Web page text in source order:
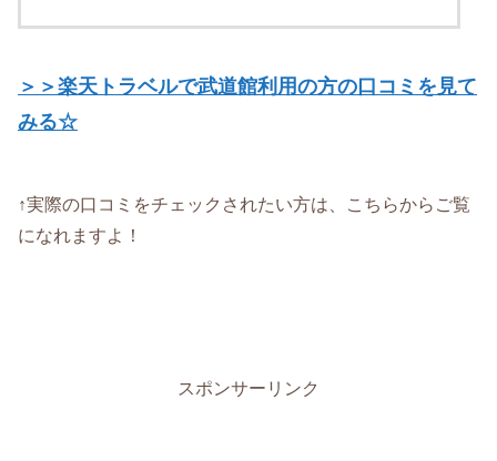
＞＞楽天トラベルで武道館利用の方の口コミを見て
みる☆
↑実際の口コミをチェックされたい方は、こちらからご覧
になれますよ！
スポンサーリンク